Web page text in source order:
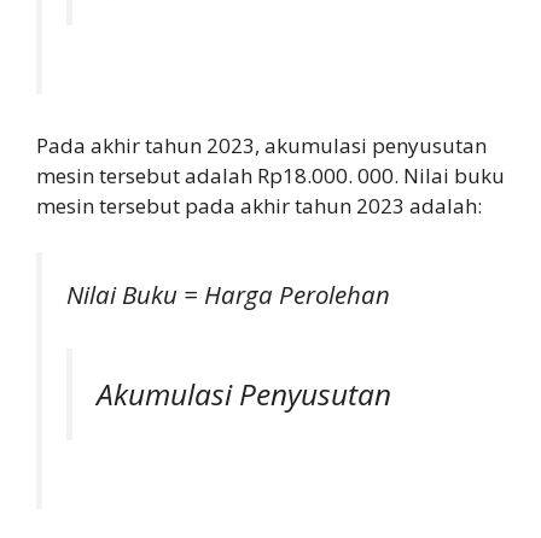
Pada akhir tahun 2023, akumulasi penyusutan
mesin tersebut adalah Rp18.000. 000. Nilai buku
mesin tersebut pada akhir tahun 2023 adalah:
Nilai Buku = Harga Perolehan
Akumulasi Penyusutan